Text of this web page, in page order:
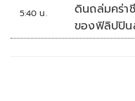
5:40 น.
ดินถล่มคร่า
ของฟิลิปปิ